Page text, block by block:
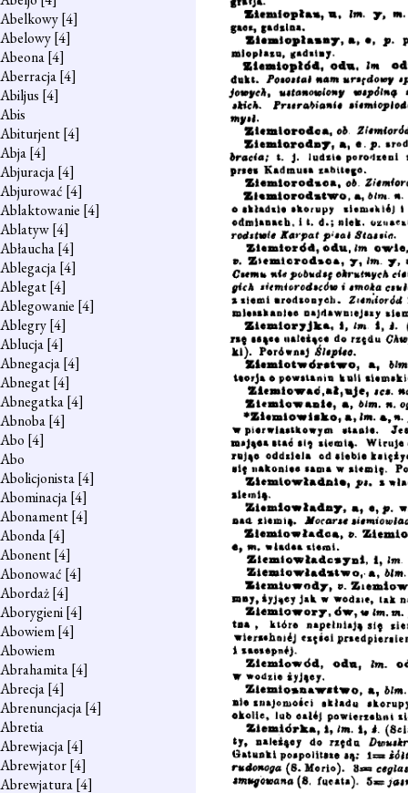
Abelkowy[4]
Abelowy[4]
Abeona[4]
Aberracja[4]
Abiljus [4]
Abis
Abiturjent[4]
Abja[4]
Abjuracja[4]
Abjurować [4]
Ablaktowanie [4]
Ablatyw[4]
Abłaucha[4]
Ablegacja[4]
Ablegat[4]
Ablegowanie [4]
Ablegry[4]
Ablucja[4]
Abnegacja[4]
Abnegat[4]
Abnegatka[4]
Abnoba[4]
Abo [4]
Abo
Abolicjonista[4]
Abominacja[4]
Abonament[4]
Abonda[4]
Abonent[4]
Abonować [4]
Abordaż[4]
Aborygieni[4]
Abowiem[4]
Abowiem
Abrahamita[4]
Abrecja[4]
Abrenuncjacja[4]
Abretia
Abrewjacja[4]
Abrewjator[4]
Abrewjatura[4]